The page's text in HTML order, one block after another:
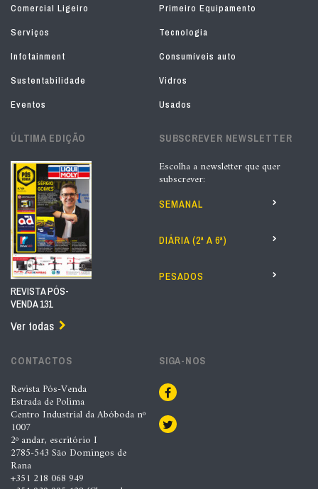
Comercial Ligeiro
Primeiro Equipamento
Serviços
Tecnologia
Infotainment
Consumíveis auto
Sustentabilidade
Vidros
Eventos
Usados
ÚLTIMA EDIÇÃO
REVISTA PÓS-
VENDA 131
Ver todas
SUBSCREVER NEWSLETTER
Escolha a newsletter que quer
subscrever:
SEMANAL
DIÁRIA (2ª A 6ª)
PESADOS
CONTACTOS
Revista Pós-Venda
Estrada de Polima
Centro Industrial da Abóboda nº
1007
2º andar, escritório I
2785-543 São Domingos de
Rana
+351 218 068 949
SIGA-NOS